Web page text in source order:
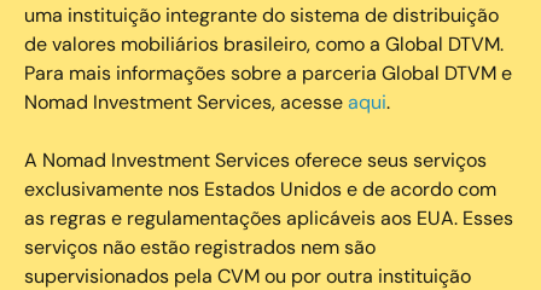
uma instituição integrante do sistema de distribuição
de valores mobiliários brasileiro, como a Global DTVM.
Para mais informações sobre a parceria Global DTVM e
Nomad Investment Services, acesseaqui.
A Nomad Investment Services oferece seus serviços
exclusivamente nos Estados Unidos e de acordo com
as regras e regulamentações aplicáveis aos EUA. Esses
serviços não estão registrados nem são
supervisionados pela CVM ou por outra instituição